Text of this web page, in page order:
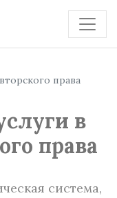
права
в
права
система,